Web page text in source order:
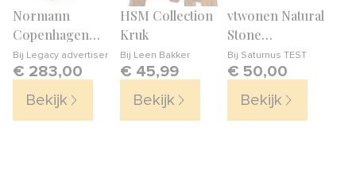
Normann
Copenhagen
Kledingrek Toj
Small
Bij Legacy advertiser
€ 283,00
Bekijk
HSM Collection
Kruk
Bij Leen Bakker
€ 45,99
Bekijk
vtwonen Natural
Stone
Dekbedovertrek
200 x 200/220 cm
Bij Saturnus TEST
€ 50,00
Bekijk